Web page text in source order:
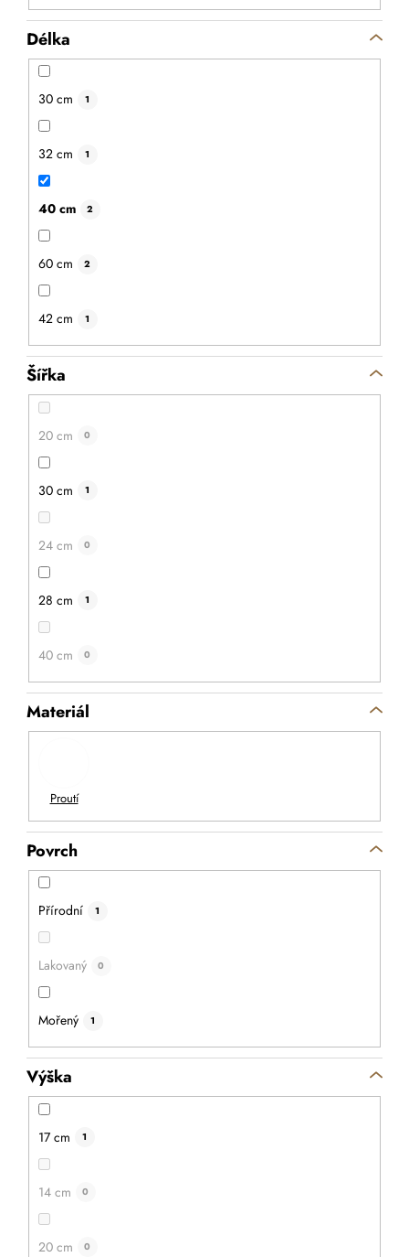
Délka
30 cm 1
32 cm 1
40 cm 2
60 cm 2
42 cm 1
Šířka
20 cm 0
30 cm 1
24 cm 0
28 cm 1
40 cm 0
Materiál
Povrch
Přírodní 1
Lakovaný 0
Mořený 1
Výška
17 cm 1
14 cm 0
20 cm 0